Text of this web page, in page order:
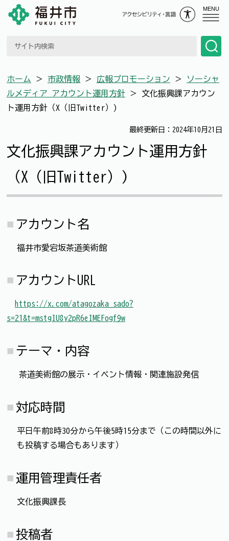
MENU
ホーム ＞ 市政情報 ＞ 広報プロモーション ＞
ソーシャ
ルメディア アカウント運用方針 ＞ 文化振興課アカウン
ト運用方針（X（旧Twitter）)
最終更新日：2024年10月21日
文化振興課アカウント運用方針
（X（旧Twitter）)
アカウント名
福井市愛宕坂茶道美術館
アカウントURL
https://x.com/atagozaka_sado?
s=21&t=mstgIU8y2pR6eIMEFogf9w
テーマ・内容
茶道美術館の展示・イベント情報・関連施設発信
対応時間
平日午前8時30分から午後5時15分まで（この時間以外に
も投稿する場合もあります）
運用管理責任者
文化振興課長
投稿者